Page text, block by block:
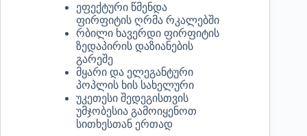
ეფექტური წმენდა
ფირფიტის ღრმა რკალებში
რბილი ხავერდი ფირფიტის
ზედაპირის დაზიანების
გარეშე
მყარი და ელეგანტური
პოპლის ხის სახელური
უკეთესი შედეგისთვის
უმჯობესია გამოიყენოთ
სითხესთან ერთად